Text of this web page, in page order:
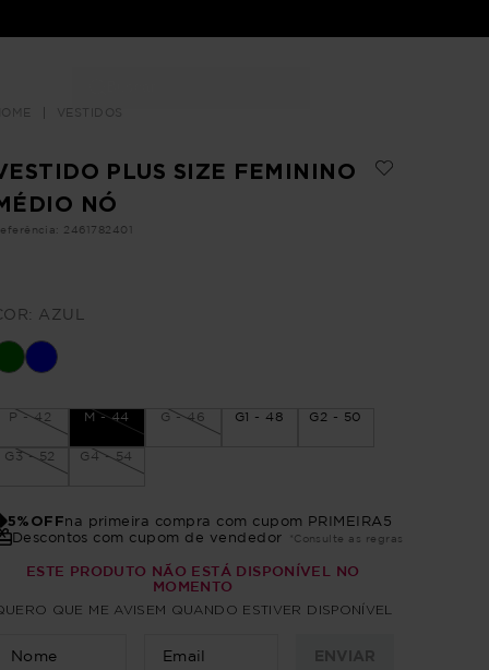
VESTIDOS
PLUS SIZE FEMININO
NÓ
: 2461782401
AZUL
P - 42 M - 44 G - 46 G1 - 48 G2 - 50
G3 - 52 G4 - 54
5%OFFna primeira compra com cupom PRIMEIRA5
Descontos com cupom de vendedor
*Consulte as regras
ESTE PRODUTO NÃO ESTÁ DISPONÍVEL NO
MOMENTO
QUE ME AVISEM QUANDO ESTIVER DISPONÍVEL